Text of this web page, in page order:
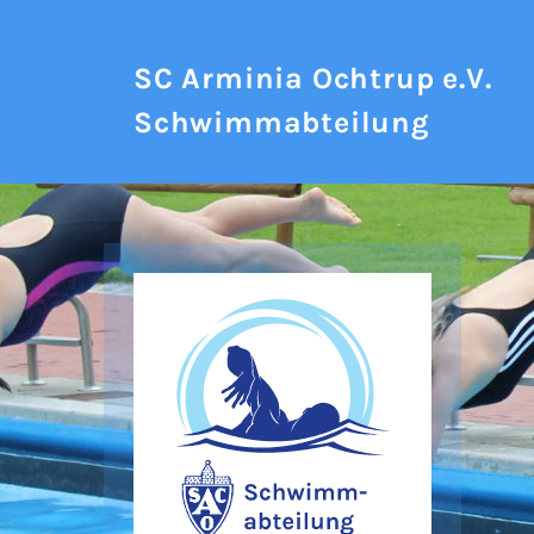
SC Arminia Ochtrup e.V.
Schwimmabteilung